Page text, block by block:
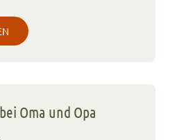
Oma und Opa